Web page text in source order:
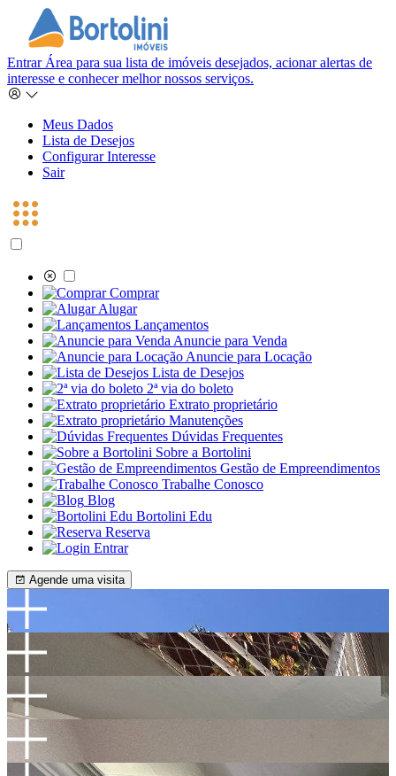
Entrar Área para sua lista de imóveis desejados, acionar alertas de
interesse e conhecer melhor nossos serviços.
Meus Dados
Lista de Desejos
Configurar Interesse
Sair
Comprar
Alugar
Lançamentos
Anuncie para Venda
Anuncie para Locação
Lista de Desejos
2ª via do boleto
Extrato proprietário
Manutenções
Dúvidas Frequentes
Sobre a Bortolini
Gestão de Empreendimentos
Trabalhe Conosco
Blog
Bortolini Edu
Reserva
Entrar
Agende uma visita